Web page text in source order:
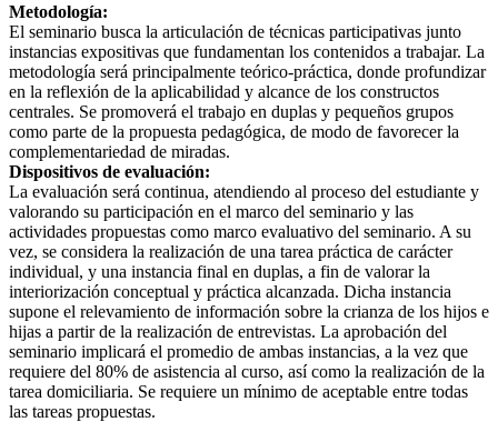
Metodología:
El seminario busca la articulación de técnicas participativas junto
instancias expositivas que fundamentan los contenidos a trabajar. La
metodología será principalmente teórico-práctica, donde profundizar
en la reflexión de la aplicabilidad y alcance de los constructos
centrales. Se promoverá el trabajo en duplas y pequeños grupos
como parte de la propuesta pedagógica, de modo de favorecer la
complementariedad de miradas.
Dispositivos de evaluación:
La evaluación será continua, atendiendo al proceso del estudiante y
valorando su participación en el marco del seminario y las
actividades propuestas como marco evaluativo del seminario. A su
vez, se considera la realización de una tarea práctica de carácter
individual, y una instancia final en duplas, a fin de valorar la
interiorización conceptual y práctica alcanzada. Dicha instancia
supone el relevamiento de información sobre la crianza de los hijos e
hijas a partir de la realización de entrevistas. La aprobación del
seminario implicará el promedio de ambas instancias, a la vez que
requiere del 80% de asistencia al curso, así como la realización de la
tarea domiciliaria. Se requiere un mínimo de aceptable entre todas
las tareas propuestas.